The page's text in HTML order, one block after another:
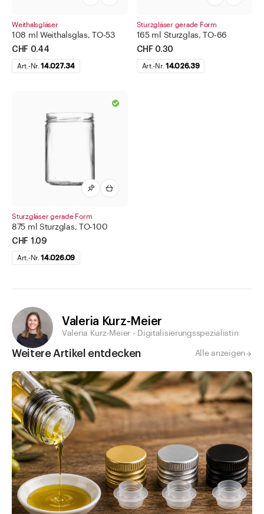
Weithalsgläser
108 ml Weithalsglas, TO-53
CHF 0.44
Art.-Nr.14.027.34
Sturzgläser gerade Form
165 ml Sturzglas, TO-66
CHF 0.30
Art.-Nr. 14.026.39
Sturzgläser gerade Form
875 ml Sturzglas, TO-100
CHF 1.09
Art.-Nr.14.026.09
Valeria Kurz-Meier
Valeria Kurz-Meier - Digitalisierungsspezialistin
Weitere Artikel entdecken Alle anzeigen